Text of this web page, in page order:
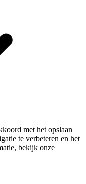
met het opslaan
te verbeteren en het
bekijk onze